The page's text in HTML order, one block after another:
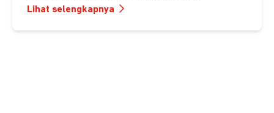
Lihat selengkapnya